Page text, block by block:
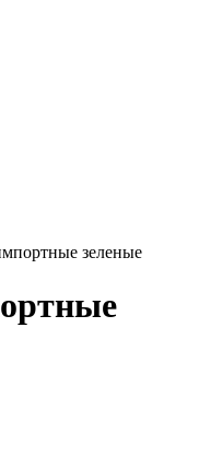
зеленые